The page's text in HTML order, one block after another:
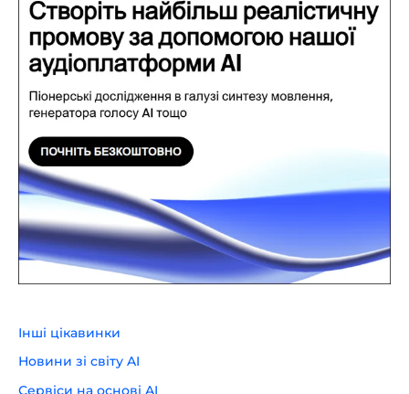
Інші цікавинки
Новини зі світу AI
Сервіси на основі AI